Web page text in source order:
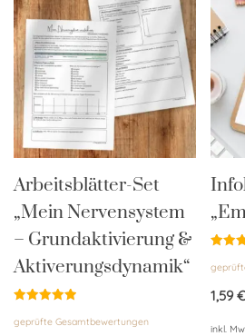
Arbeitsblätter-Set
„Mein Nervensystem
– Grundaktivierung &
Aktiverungsdynamik“
mit
geprüfte Gesamtbewertungen
mit
von 5
1,59€
inkl.